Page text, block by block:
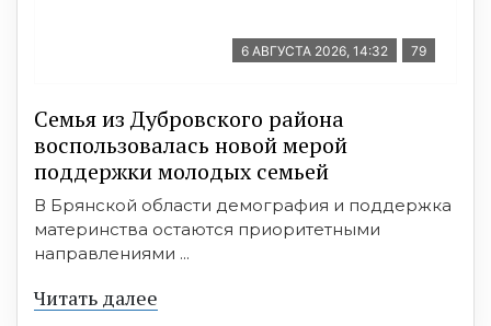
6 АВГУСТА 2026, 14:32 79
Семья из Дубровского района
воспользовалась новой мерой
поддержки молодых семьей
В Брянской области демография и поддержка
материнства остаются приоритетными
направлениями ...
Читать далее